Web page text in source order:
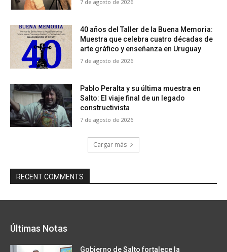
7 de agosto de 2026
40 años del Taller de la Buena Memoria:
Muestra que celebra cuatro décadas de
arte gráfico y enseñanza en Uruguay
7 de agosto de 2026
Pablo Peralta y su última muestra en
Salto: El viaje final de un legado
constructivista
7 de agosto de 2026
Cargar más
RECENT COMMENTS
Últimas Notas
Gobierno de Salto fortalece la